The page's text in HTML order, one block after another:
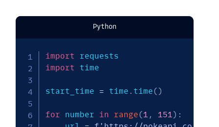
Python
import
import time
start_time = time . time( )
for number in range(1 , 151) :